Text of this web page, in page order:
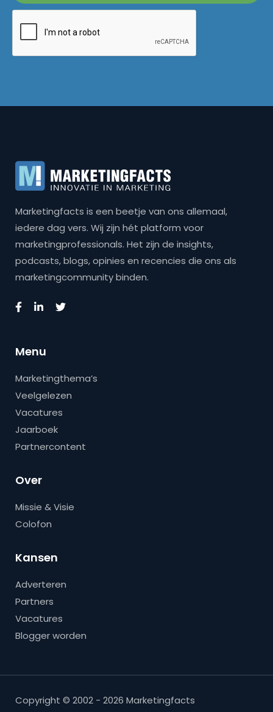
Marketingfacts is een beetje van ons allemaal,
iedere dag vers. Wij zijn hét platform voor
marketingprofessionals. Het zijn de insights,
podcasts, blogs, opinies en recencies die ons als
marketingcommunity binden.
Menu
Marketingthema’s
Veelgelezen
Vacatures
Jaarboek
Partnercontent
Over
Missie & Visie
Colofon
Kansen
Adverteren
Partners
Vacatures
Blogger worden
Copyright © 2002 - 2026 Marketingfacts